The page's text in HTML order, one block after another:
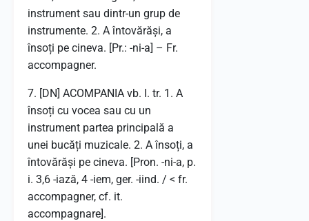
instrument sau dintr-un grup de
instrumente. 2. A întovărăși, a
însoți pe cineva. [Pr.: -ni-a] – Fr.
accompagner.
7. [DN] ACOMPANIA vb. I. tr. 1. A
însoți cu vocea sau cu un
instrument partea principală a
unei bucăți muzicale. 2. A însoți, a
întovărăși pe cineva. [Pron. -ni-a, p.
i. 3,6 -iază, 4 -iem, ger. -iind. / < fr.
accompagner, cf. it.
accompagnare].